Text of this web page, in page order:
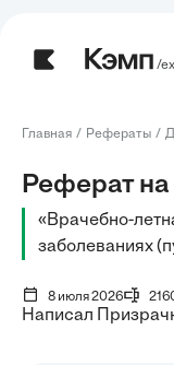
/
Главная Рефераты
Реферат на
«Врачебно-
заболеваниях
8 июля 2026
Написал